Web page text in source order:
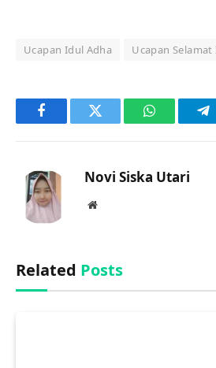
Ucapan Idul Adha Ucapan
FacebookTwitter WhatsApp
Novi Siska Utari
Website
Related Posts